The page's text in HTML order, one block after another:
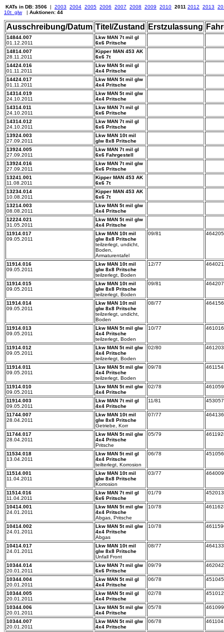
KATs in DB: 3506 | 2003 2004 2005 2006 2007 2008 2009 2010 2011 2012 2013
10t_glw| Auktionen: 44
Ausschreibung/Datum Titel/Zustand Erstzulassung
14844.007
01.12.2011
Lkw MAN 7t mil gl
6x6 Pritsche
14814.007
28.11.2011
Kipper MAN 453 AK
6x6 7t
14424.016
01.11.2011
Lkw MAN 5t mil gl
4x4 Pritsche
14424.017
01.11.2011
Lkw MAN 5t mil glw
4x4 Pritsche
14314.019
24.10.2011
Lkw MAN 5t mil glw
4x4 Pritsche
14314.011
24.10.2011
Lkw MAN 7t mil gl
6x6 Pritsche
14314.012
24.10.2011
Lkw MAN 7t mil gl
6x6 Pritsche
13924.003
27.09.2011
Lkw MAN 10t mil
glw 8x8 Pritsche
13924.005
27.09.2011
Lkw MAN 7t mil gl
6x6 Fahrgestell
13924.016
27.09.2011
Lkw MAN 7t mil glw
6x6 Pritsche
13241.001
11.08.2011
Kipper MAN 453 AK
6x6 7t
13234.014
10.08.2011
Kipper MAN 453 AK
6x6 7t
13214.003
08.08.2011
Lkw MAN 5t mil glw
4x4 Pritsche
12224.021
31.05.2011
Lkw MAN 5t mil glw
4x4 Pritsche
11914.017
09.05.2011
Lkw MAN 10t mil
glw 8x8 Pritsche
teilzerlegt, undicht,
Boden,
Armaturentafel
09/81
11914.016
09.05.2011
Lkw MAN 10t mil
glw 8x8 Pritsche
teilzerlegt, Boden
12/77
11914.015
09.05.2011
Lkw MAN 10t mil
glw 8x8 Pritsche
teilzerlegt, Boden
09/81
11914.014
09.05.2011
Lkw MAN 10t mil
glw 8x8 Pritsche
teilzerlegt, undicht,
Boden
08/77
11914.013
09.05.2011
Lkw MAN 5t mil glw
4x4 Pritsche
teilzerlegt, Boden
10/77
11914.012
09.05.2011
Lkw MAN 5t mil glw
4x4 Pritsche
teilzerlegt, Boden
02/80
11914.011
09.05.2011
Lkw MAN 5t mil glw
4x4 Pritsche
teilzerlegt, Boden
09/78
11914.010
09.05.2011
Lkw MAN 5t mil glw
4x4 Pritsche
02/78
11914.003
09.05.2011
Lkw MAN 7t mil gl
4x4 Pritsche
11/81
11744.007
28.04.2011
Lkw MAN 10t mil
glw 8x8 Pritsche
Getriebe, Korr
07/77
11744.017
28.04.2011
Lkw MAN 5t mil glw
4x4 Pritsche
Pritsche
05/79
11534.018
13.04.2011
Lkw MAN 5t mil gl
4x4 Pritsche
teilterlegt, Korrosion
06/78
11514.001
11.04.2011
Lkw MAN 10t mil
glw 8x8 Pritsche
Korrosion
03/77
11514.016
11.04.2011
Lkw MAN 7t mil gl
6x6 Pritsche
01/79
10414.001
24.01.2011
Lkw MAN 5t mil glw
4x4 Pritsche
Abgas, Pritsche
10/78
10414.002
24.01.2011
Lkw MAN 5t mil glw
4x4 Pritsche
Abgas
10/78
10414.017
24.01.2011
Lkw MAN 10t mil
glw 8x8 Pritsche
Unfall Front
08/77
10344.014
20.01.2011
Lkw MAN 7t mil glw
6x6 Pritsche
09/79
10344.004
20.01.2011
Lkw MAN 5t mil gl
4x4 Pritsche
06/78
10344.005
20.01.2011
Lkw MAN 5t mil gl
4x4 Pritsche
02/78
10344.006
20.01.2011
Lkw MAN 5t mil glw
4x4 Pritsche
05/78
10344.007
20.01.2011
Lkw MAN 5t mil glw
4x4 Pritsche
06/78